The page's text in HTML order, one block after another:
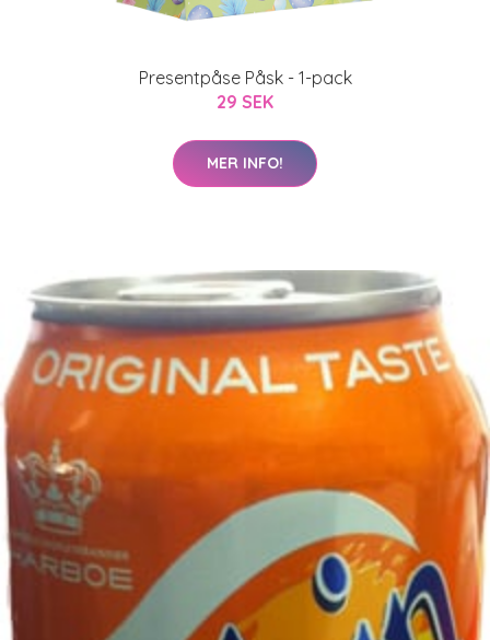
Presentpåse Påsk - 1-pack
29 SEK
MER INFO!